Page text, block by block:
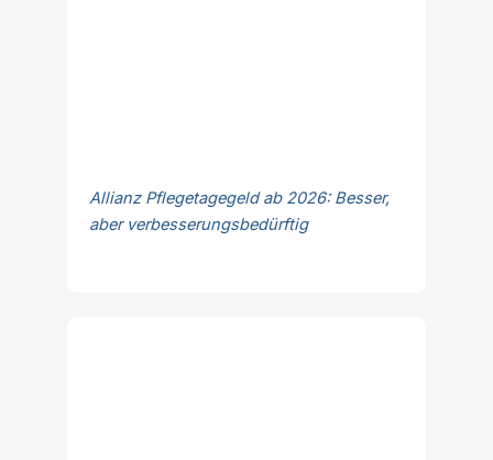
Allianz Pflegetagegeld ab 2026: Besser,
aber verbesserungsbedürftig